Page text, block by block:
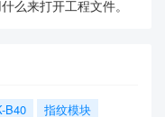
么来打开工程文件。
B40
指纹模块